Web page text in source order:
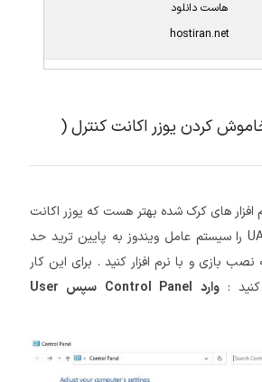
هاست دانلود
hostiran.net
کردن یوزر اکانت کنترل (
افزار های کرک شده بهتر هست که یوزر اکانت
کنترل با به اختصار UAC را سیستم عامل ویندوز به پایین ترید حد
بازی و با نرم افزار کنید . برای این کار
کنید :
وارد Control Panel سپس User